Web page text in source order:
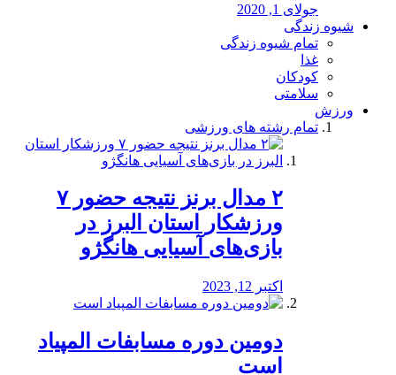
جولای 1, 2020
شیوه زندگی
تمام شیوه زندگی
غذا
کودکان
سلامتی
ورزش
تمام رشته های ورزشی
۲ مدال برنز نتیجه حضور ۷
ورزشکار استان البرز در
بازی‌های آسیایی هانگژو
اکتبر 12, 2023
دومین دوره مسابفات المپیاد
است